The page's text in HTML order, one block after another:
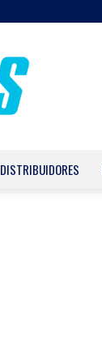
DISTRIBUIDORES